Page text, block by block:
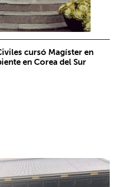
cursó Magíster en
en Corea del Sur